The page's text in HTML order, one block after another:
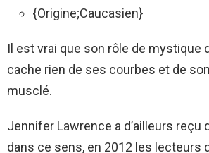
{Origine;Caucasien}
Il est vrai que son rôle de mystique
cache rien de ses courbes et de
musclé.
Jennifer Lawrence a d’ailleurs
dans ce sens, en 2012 les lecteurs